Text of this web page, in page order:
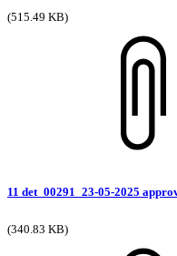
(515.49 KB)
11 det_00291_23-05-2025
(340.83 KB)